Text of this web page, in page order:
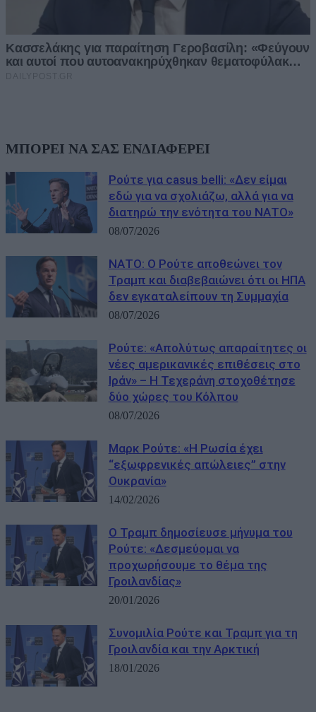
ΜΠΟΡΕΙ ΝΑ ΣΑΣ ΕΝΔΙΑΦΕΡΕΙ
Ρούτε για casus belli: «Δεν είμαι
εδώ για να σχολιάζω, αλλά για να
διατηρώ την ενότητα του ΝΑΤΟ»
08/07/2026
ΝΑΤΟ: Ο Ρούτε αποθεώνει τον
Τραμπ και διαβεβαιώνει ότι οι ΗΠΑ
δεν εγκαταλείπουν τη Συμμαχία
08/07/2026
Ρούτε: «Απολύτως απαραίτητες οι
νέες αμερικανικές επιθέσεις στο
Ιράν» – Η Τεχεράνη στοχοθέτησε
δύο χώρες του Κόλπου
08/07/2026
Μαρκ Ρούτε: «Η Ρωσία έχει
“εξωφρενικές απώλειες” στην
Ουκρανία»
14/02/2026
Ο Τραμπ δημοσίευσε μήνυμα του
Ρούτε: «Δεσμεύομαι να
προχωρήσουμε το θέμα της
Γροιλανδίας»
20/01/2026
Συνομιλία Ρούτε και Τραμπ για τη
Γροιλανδία και την Αρκτική
18/01/2026